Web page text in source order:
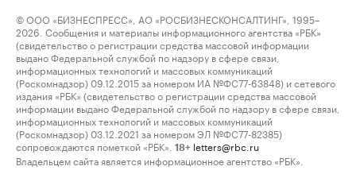
© ООО «БИЗНЕСПРЕСС», АО «РОСБИЗНЕСКОНСАЛТИНГ», 1995–
2026. Сообщения и материалы информационного агентства «РБК»
(свидетельство о регистрации средства массовой информации
выдано Федеральной службой по надзору в сфере связи,
информационных технологий и массовых коммуникаций
(Роскомнадзор) 09.12.2015 за номером ИА №ФС77-63848) и сетевого
издания «РБК» (свидетельство о регистрации средства массовой
информации выдано Федеральной службой по надзору в сфере связи,
информационных технологий и массовых коммуникаций
(Роскомнадзор) 03.12.2021 за номером ЭЛ №ФС77-82385)
сопровождаются пометкой «РБК».
18+ letters@rbc.ru
Владельцем сайта является информационное агентство «РБК».